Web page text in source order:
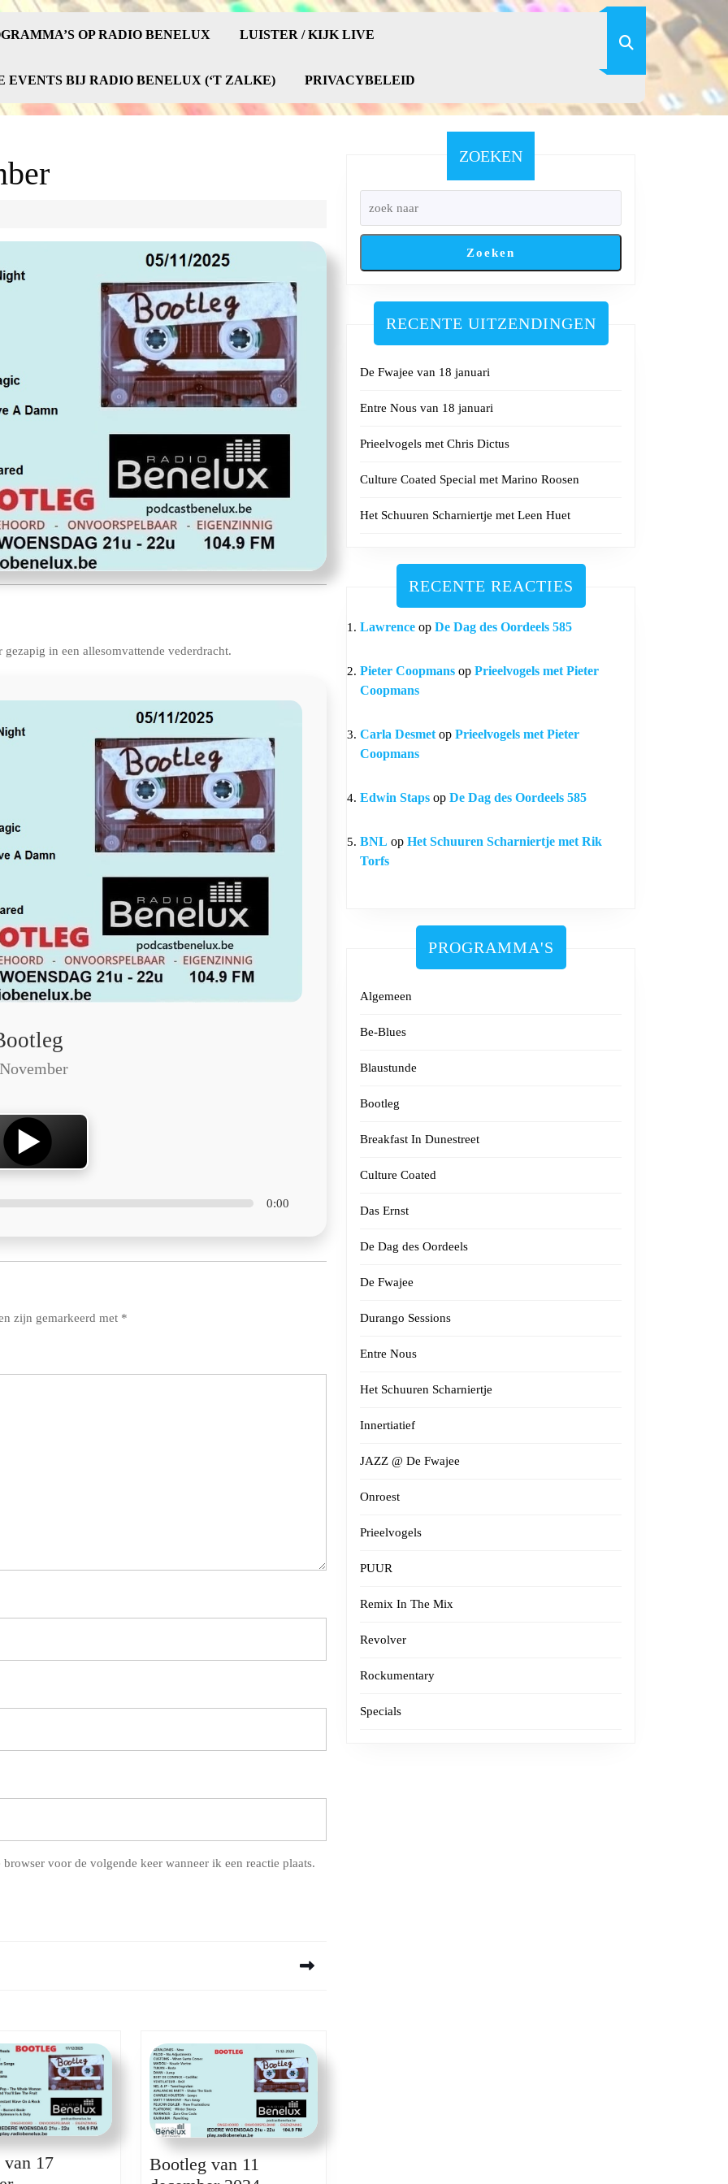
OP RADIO BENELUX LUISTER / KIJK LIVE
EVENTS BIJ RADIO BENELUX (‘T ZALKE) PRIVACYBELEID
in een allesomvattende vederdracht.
0:00
zijn gemarkeerd met *
voor de volgende keer wanneer ik een reactie plaats.
17
Bootleg van 11
ZOEKEN
Zoeken
RECENTE UITZENDINGEN
De Fwajee van 18 januari
Entre Nous van 18 januari
Prieelvogels met Chris Dictus
Culture Coated Special met Marino Roosen
Het Schuuren Scharniertje met Leen Huet
RECENTE REACTIES
Lawrence op De Dag des Oordeels 585
Pieter Coopmans op Prieelvogels met Pieter
Coopmans
Carla Desmet op Prieelvogels met Pieter
Coopmans
Edwin Staps op De Dag des Oordeels 585
BNL op Het Schuuren Scharniertje met Rik
Torfs
PROGRAMMA'S
Algemeen
Be-Blues
Blaustunde
Bootleg
Breakfast In Dunestreet
Culture Coated
Das Ernst
De Dag des Oordeels
De Fwajee
Durango Sessions
Entre Nous
Het Schuuren Scharniertje
Innertiatief
JAZZ @ De Fwajee
Onroest
Prieelvogels
PUUR
Remix In The Mix
Revolver
Rockumentary
Specials